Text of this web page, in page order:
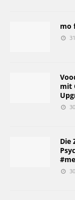
mo
mit
Die